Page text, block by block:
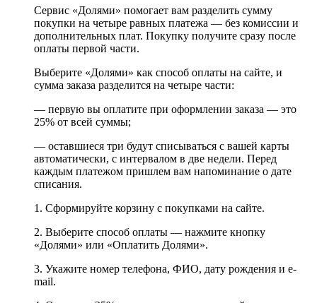
Сервис «Долями» помогает вам разделить сумму
покупки на четыре равных платежа — без комиссии и
дополнительных плат. Покупку получите сразу после
оплаты первой части.
Выберите «Долями» как способ оплаты на сайте, и
сумма заказа разделится на четыре части:
— первую вы оплатите при оформлении заказа — это
25% от всей суммы;
— оставшиеся три будут списываться с вашей карты
автоматически, с интервалом в две недели. Перед
каждым платежом пришлем вам напоминание о дате
списания.
1. Сформируйте корзину с покупками на сайте.
2. Выберите способ оплаты — нажмите кнопку
«Долями» или «Оплатить Долями».
3. Укажите номер телефона, ФИО, дату рождения и e-
mail.